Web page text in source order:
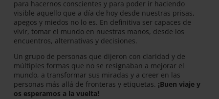
para hacernos conscientes y para poder ir haciendo
visible aquello que a día de hoy desde nuestras prisas,
apegos y miedos no lo es. En definitiva ser capaces de
vivir, tomar el mundo en nuestras manos, desde los
encuentros, alternativas y decisiones.
Un grupo de personas que dijeron con claridad y de
múltiples formas que no se resignaban a mejorar el
mundo, a transformar sus miradas y a creer en las
personas más allá de fronteras y etiquetas. ¡Buen viaje y
os esperamos a la vuelta!